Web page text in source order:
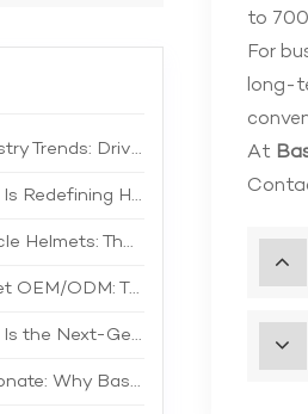
to
For
long-
At
of High-Performance Composites
Helmet Shell Materials
of Lightweight Protection
Label Manufacturing and Supplier Selection
Material for Bicycle Helmets
Material for Bicycle Helmet Shells